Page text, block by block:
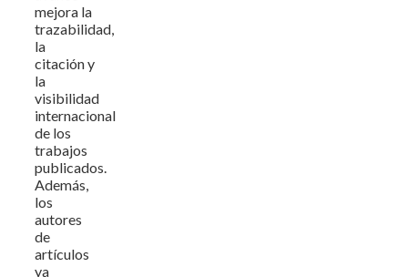
mejora la
trazabilidad,
la
citación y
la
visibilidad
internacional
de los
trabajos
publicados.
Además,
los
autores
de
artículos
ya